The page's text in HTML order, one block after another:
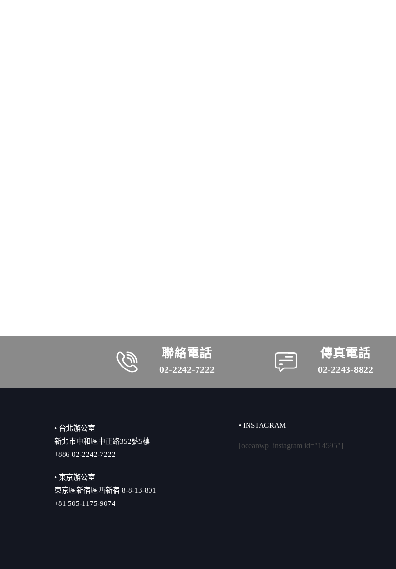
聯絡電話
02-2242-7222
傳真電話
02-2243-8822
• 台北辦公室
新北市中和區中正路352號5樓
+886 02-2242-7222
• 東京辦公室
東京區新宿區西新宿 8-8-13-801
+81 505-1175-9074
• INSTAGRAM
[oceanwp_instagram id="14595"]